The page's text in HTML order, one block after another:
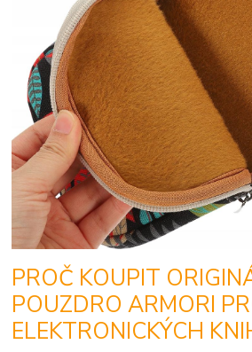
PROČ KOUPIT
POUZDRO ARMORI
ELEKTRONICKÝCH